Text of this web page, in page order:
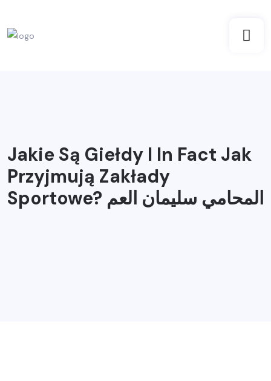
Jakie Są Giełdy I In Fact Jak
Przyjmują Zakłady
Sportowe? المحامي سليمان العم